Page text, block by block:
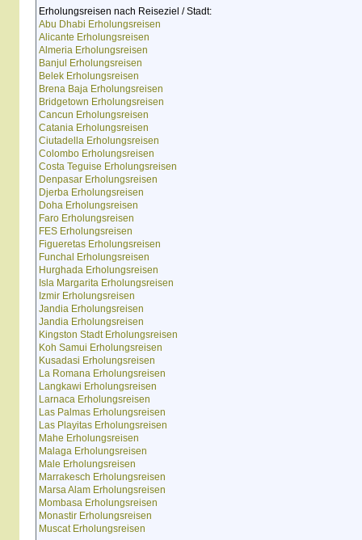
Erholungsreisen nach Reiseziel / Stadt:
Abu Dhabi Erholungsreisen
Alicante Erholungsreisen
Almeria Erholungsreisen
Banjul Erholungsreisen
Belek Erholungsreisen
Brena Baja Erholungsreisen
Bridgetown Erholungsreisen
Cancun Erholungsreisen
Catania Erholungsreisen
Ciutadella Erholungsreisen
Colombo Erholungsreisen
Costa Teguise Erholungsreisen
Denpasar Erholungsreisen
Djerba Erholungsreisen
Doha Erholungsreisen
Faro Erholungsreisen
FES Erholungsreisen
Figueretas Erholungsreisen
Funchal Erholungsreisen
Hurghada Erholungsreisen
Isla Margarita Erholungsreisen
Izmir Erholungsreisen
Jandia Erholungsreisen
Jandia Erholungsreisen
Kingston Stadt Erholungsreisen
Koh Samui Erholungsreisen
Kusadasi Erholungsreisen
La Romana Erholungsreisen
Langkawi Erholungsreisen
Larnaca Erholungsreisen
Las Palmas Erholungsreisen
Las Playitas Erholungsreisen
Mahe Erholungsreisen
Malaga Erholungsreisen
Male Erholungsreisen
Marrakesch Erholungsreisen
Marsa Alam Erholungsreisen
Mombasa Erholungsreisen
Monastir Erholungsreisen
Muscat Erholungsreisen